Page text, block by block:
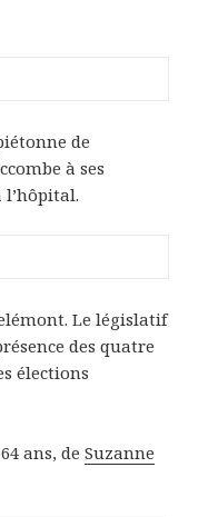
de
à ses
l’hôpital.
Le législatif
des quatre
élections
ans, deSuzanne